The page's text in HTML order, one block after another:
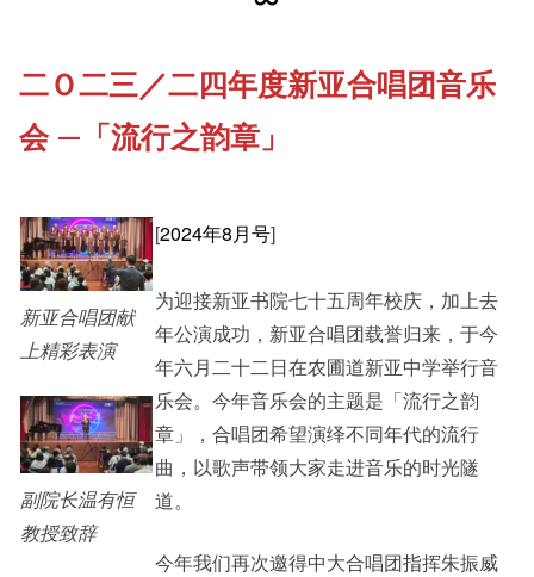
《新亚书院概览》
新亚影集
影片库
Cultural Topics
Staff Engagement
Alumni Connections
二Ｏ二三／二四年度新亚合唱团音乐
会 —「流行之韵章」
新亚合唱团献
上精彩表演
副院长温有恒
教授致辞
[2024年8月号]
为迎接新亚书院七十五周年校庆，加上去
年公演成功，新亚合唱团载誉归来，于今
年六月二十二日在农圃道新亚中学举行音
乐会。今年音乐会的主题是「流行之韵
章」，合唱团希望演绎不同年代的流行
曲，以歌声带领大家走进音乐的时光隧
道。
今年我们再次邀得中大合唱团指挥朱振威